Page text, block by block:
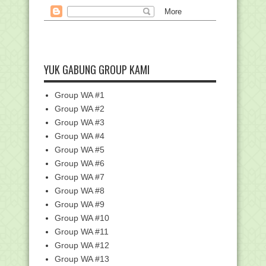
Gagal, Kembali J...
Kumpulan Kunci Pelatihan Di Pintar
Kemenag Periode...
Kepmenpan RB No. 320 Tahun 2024:
Panduan Terbaru S...
Unduh Logo dan Tema HUT RI ke-79
Tahun 2024
Keunikan Logo HUT Ke-79 RI: Organis
dan Fleksibel
Unduh Aplikasi CBT KSM Tingkat
Provinsi 2024: Pand...
8.000 Pelajar Daftar Program Beasiswa
Santri Berpr...
461 Jemaah Haji Wafat Hingga Akhir
Operasional Haj...
Kumpulan Kunci Jawaban - Pelatihan
Deteksi Dini : ...
YUK GABUNG GROUP KAMI
Group WA #1
Group WA #2
Group WA #3
Group WA #4
Group WA #5
Group WA #6
Group WA #7
Group WA #8
Group WA #9
Group WA #10
Group WA #11
Group WA #12
Group WA #13